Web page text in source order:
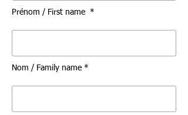
Prénom / First name *
Nom / Family name *